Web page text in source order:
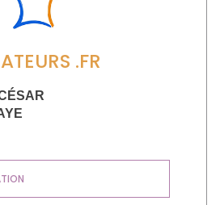
.FR